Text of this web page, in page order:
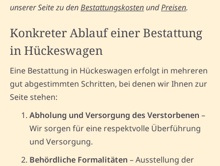
unserer Seite zu denBestattungskosten undPreisen.
Konkreter Ablauf einer Bestattung
in Hückeswagen
Eine Bestattung in Hückeswagen erfolgt in mehreren
gut abgestimmten Schritten, bei denen wir Ihnen zur
Seite stehen:
Abholung und Versorgung des Verstorbenen –
Wir sorgen für eine respektvolle Überführung
und Versorgung.
Behördliche Formalitäten – Ausstellung der